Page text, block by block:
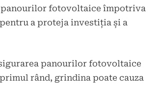
panourilor fotovoltaice împotriva
a proteja investiția și a
panourilor fotovoltaice
rând, grindina poate cauza